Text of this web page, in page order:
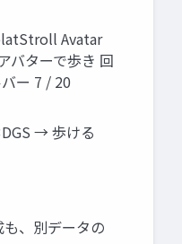
Avatar
バターで歩き 回
ー 7 / 20
→ 歩ける
、別データの